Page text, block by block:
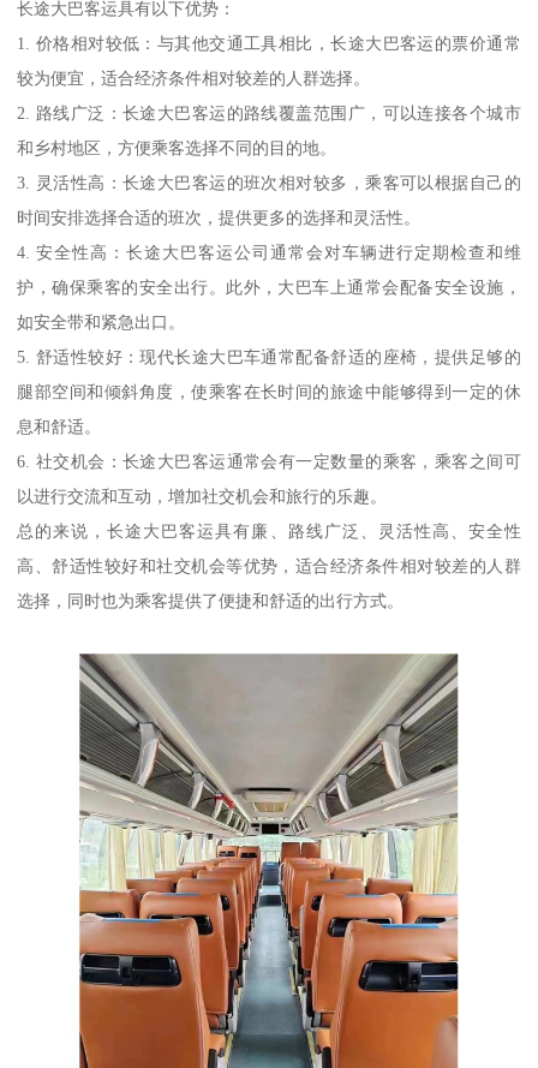
长途大巴客运具有以下优势：
1. 价格相对较低：与其他交通工具相比，长途大巴客运的票价通常
较为便宜，适合经济条件相对较差的人群选择。
2. 路线广泛：长途大巴客运的路线覆盖范围广，可以连接各个城市
和乡村地区，方便乘客选择不同的目的地。
3. 灵活性高：长途大巴客运的班次相对较多，乘客可以根据自己的
时间安排选择合适的班次，提供更多的选择和灵活性。
4. 安全性高：长途大巴客运公司通常会对车辆进行定期检查和维
护，确保乘客的安全出行。此外，大巴车上通常会配备安全设施，
如安全带和紧急出口。
5. 舒适性较好：现代长途大巴车通常配备舒适的座椅，提供足够的
腿部空间和倾斜角度，使乘客在长时间的旅途中能够得到一定的休
息和舒适。
6. 社交机会：长途大巴客运通常会有一定数量的乘客，乘客之间可
以进行交流和互动，增加社交机会和旅行的乐趣。
总的来说，长途大巴客运具有廉、路线广泛、灵活性高、安全性
高、舒适性较好和社交机会等优势，适合经济条件相对较差的人群
选择，同时也为乘客提供了便捷和舒适的出行方式。